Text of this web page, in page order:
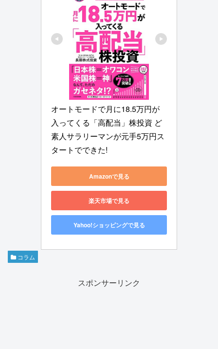
オートモードで月に18.5万円が
入ってくる「高配当」株投資 ど
素人サラリーマンが元手5万円ス
タートでできた!
Amazonで見る
楽天市場で見る
Yahoo!ショッピングで見る
コラム
スポンサーリンク